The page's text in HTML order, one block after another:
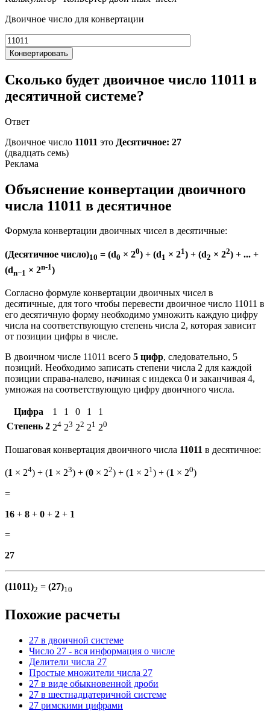
Двоичное число для конвертации
Конвертировать
Сколько будет двоичное число 11011 в
десятичной системе?
Ответ
Двоичное число 11011 это Десятичное: 27
(двадцать семь)
Объяснение конвертации двоичного
числа 11011 в десятичное
Формула конвертации двоичных чисел в десятичные:
(Десятичное число)10 = (d0 × 20) + (d1 × 21) + (d2 × 22) + ... +
(dn−1 × 2n-1)
Согласно формуле конвертации двоичных чисел в
десятичные, для того чтобы перевести двоичное число 11011 в
его десятичную форму необходимо умножить каждую цифру
числа на соответствующую степень числа 2, которая зависит
от позиции цифры в числе.
В двоичном числе 11011 всего 5 цифр, следовательно, 5
позиций. Необходимо записать степени числа 2 для каждой
позиции справа-налево, начиная с индекса 0 и заканчивая 4,
умножая на соответствующую цифру двоичного числа.
Цифра 1 1 0 1
1
Степень 2 24 23 22 21 20
Пошаговая конвертация двоичного числа 11011 в десятичное:
(1 × 24) + (1 × 23) + (0 × 22) + (1 × 21) + (1 × 20)
=
16 + 8 + 0 + 2 + 1
=
27
(11011)2 = (27)10
Похожие расчеты
27 в двоичной системе
Число 27 - вся информация о числе
Делители числа 27
Простые множители числа 27
27 в виде обыкновенной дроби
27 в шестнадцатеричной системе
27 римскими цифрами